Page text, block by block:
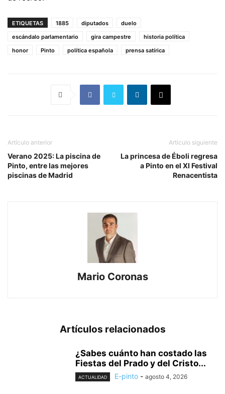
ETIQUETAS 1885 diputados
duelo
escándalo parlamentario
gira campestre
historia política
honor
Pinto política española prensa satírica
Artículo anterior
Verano 2025: La piscina de
Pinto, entre las mejores
piscinas de Madrid
Artículo siguiente
La princesa de Éboli regresa
a Pinto en el XI Festival
Renacentista
Mario Coronas
Artículos relacionados
¿Sabes cuánto han costado las
Fiestas del Prado y del Cristo...
ACTUALIDAD E-pinto - agosto 4, 2026